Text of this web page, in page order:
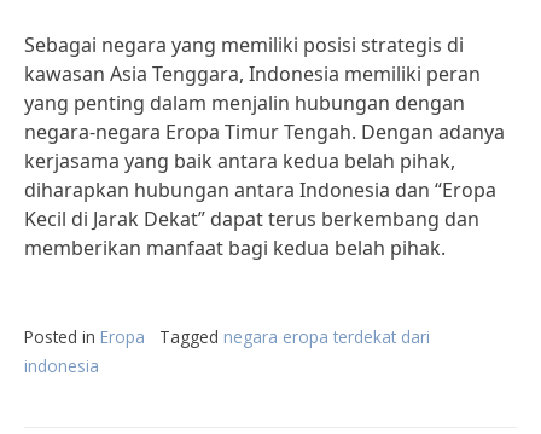
Sebagai negara yang memiliki posisi strategis di
kawasan Asia Tenggara, Indonesia memiliki peran
yang penting dalam menjalin hubungan dengan
negara-negara Eropa Timur Tengah. Dengan adanya
kerjasama yang baik antara kedua belah pihak,
diharapkan hubungan antara Indonesia dan “Eropa
Kecil di Jarak Dekat” dapat terus berkembang dan
memberikan manfaat bagi kedua belah pihak.
Posted in Eropa Tagged negara eropa terdekat dari
indonesia